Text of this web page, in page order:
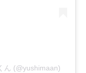
ん (@yushimaan)